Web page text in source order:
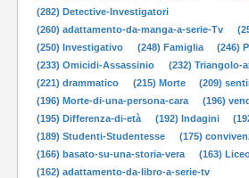
(282) Detective-Investigatori
(260) adattamento-da-manga-a-serie-Tv
(250) Investigativo
(248) Famiglia
(246)
(233) Omicidi-Assassinio
(232) Triangolo-
(221) drammatico
(215) Morte
(209)
(196) Morte-di-una-persona-cara
(196)
(195) Differenza-di-età
(192) Indagini
(189) Studenti-Studentesse
(175)
(166) basato-su-una-storia-vera
(163)
(162) adattamento-da-libro-a-serie-tv